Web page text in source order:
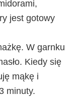
jest gotowy
W garnku
Kiedy się
mąkę i
minuty.